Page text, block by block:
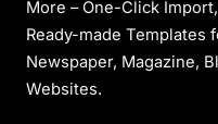
More – One-Click
Ready-made Templates
Newspaper, Magazine,
Websites.